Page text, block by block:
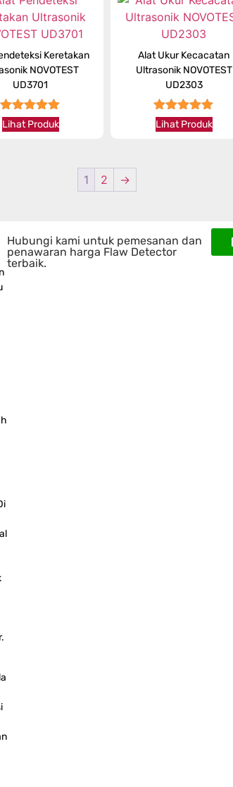
Keretakan
NOVOTEST
UD3701
★★★★★
Lihat Produk
Alat Ukur Kecacatan
Ultrasonik NOVOTEST
UD2303
★★★★★
Lihat Produk
1 2 →
Hubungi kami untuk pemesanan dan
penawaran harga Flaw Detector
terbaik.